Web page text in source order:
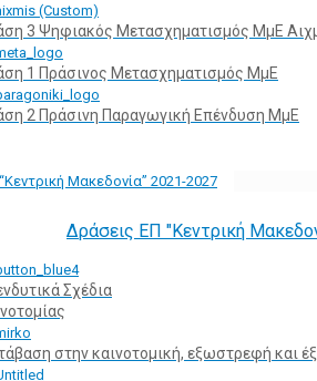
3 Ψηφιακός Μετασχηματισμός ΜμΕ
1 Πράσινος Μετασχηματισμός ΜμΕ
2 Πράσινη Παραγωγική Επένδυση ΜμΕ
Μακεδονία” 2021-2027
Δράσεις ΕΠ "Κεντρική
Σχέδια
στην καινοτομική, εξωστρεφή και